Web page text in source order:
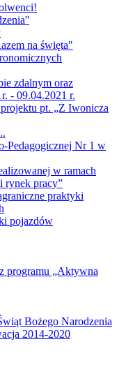
na święta"
zdalnym oraz
- 09.04.2021 r.
pt. „Z Iwonicza
Pedagogicznej Nr 1 w
w ramach
rynek pracy”
praktyki
pojazdów
programu „Aktywna
Bożego Narodzenia
2014-2020